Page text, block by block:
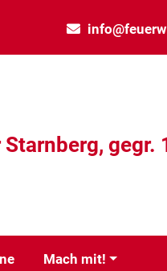
gegr.
Mach mit!